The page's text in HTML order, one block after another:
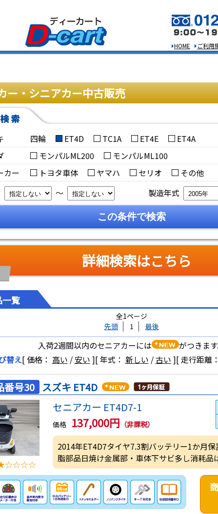
HOME ご利用
ー・シニアカー中古販売
四輪 ET4D TC1A ET4E ET4A
モンパルML200
モンパルML100
カー
トヨタ車体 ヤマハ セリオ
その他
～ 製造年式
詳細検索はこちら
一覧
全1ページ
先頭
1 最後
入荷2週間以内のセニアカーには
がつきます
替え[ 価格： 高い /安い ][ 年式： 新しい /古い ][ 走行距離：
番号30 スズキ ET4D
セニアカー ET4D7-1
価格 137,000円 （非課税）
2014年ET4D7タイヤ7.3割バッテリー1か月
脂部品日焼け金属部・車体下サビ多し消耗品